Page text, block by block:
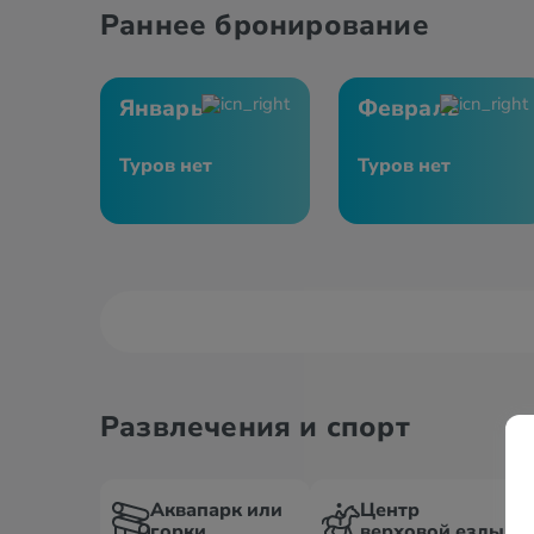
Раннее бронирование
Январь
Туров нет
Февраль
Туров нет
Развлечения и спорт
Аквапарк или
Центр